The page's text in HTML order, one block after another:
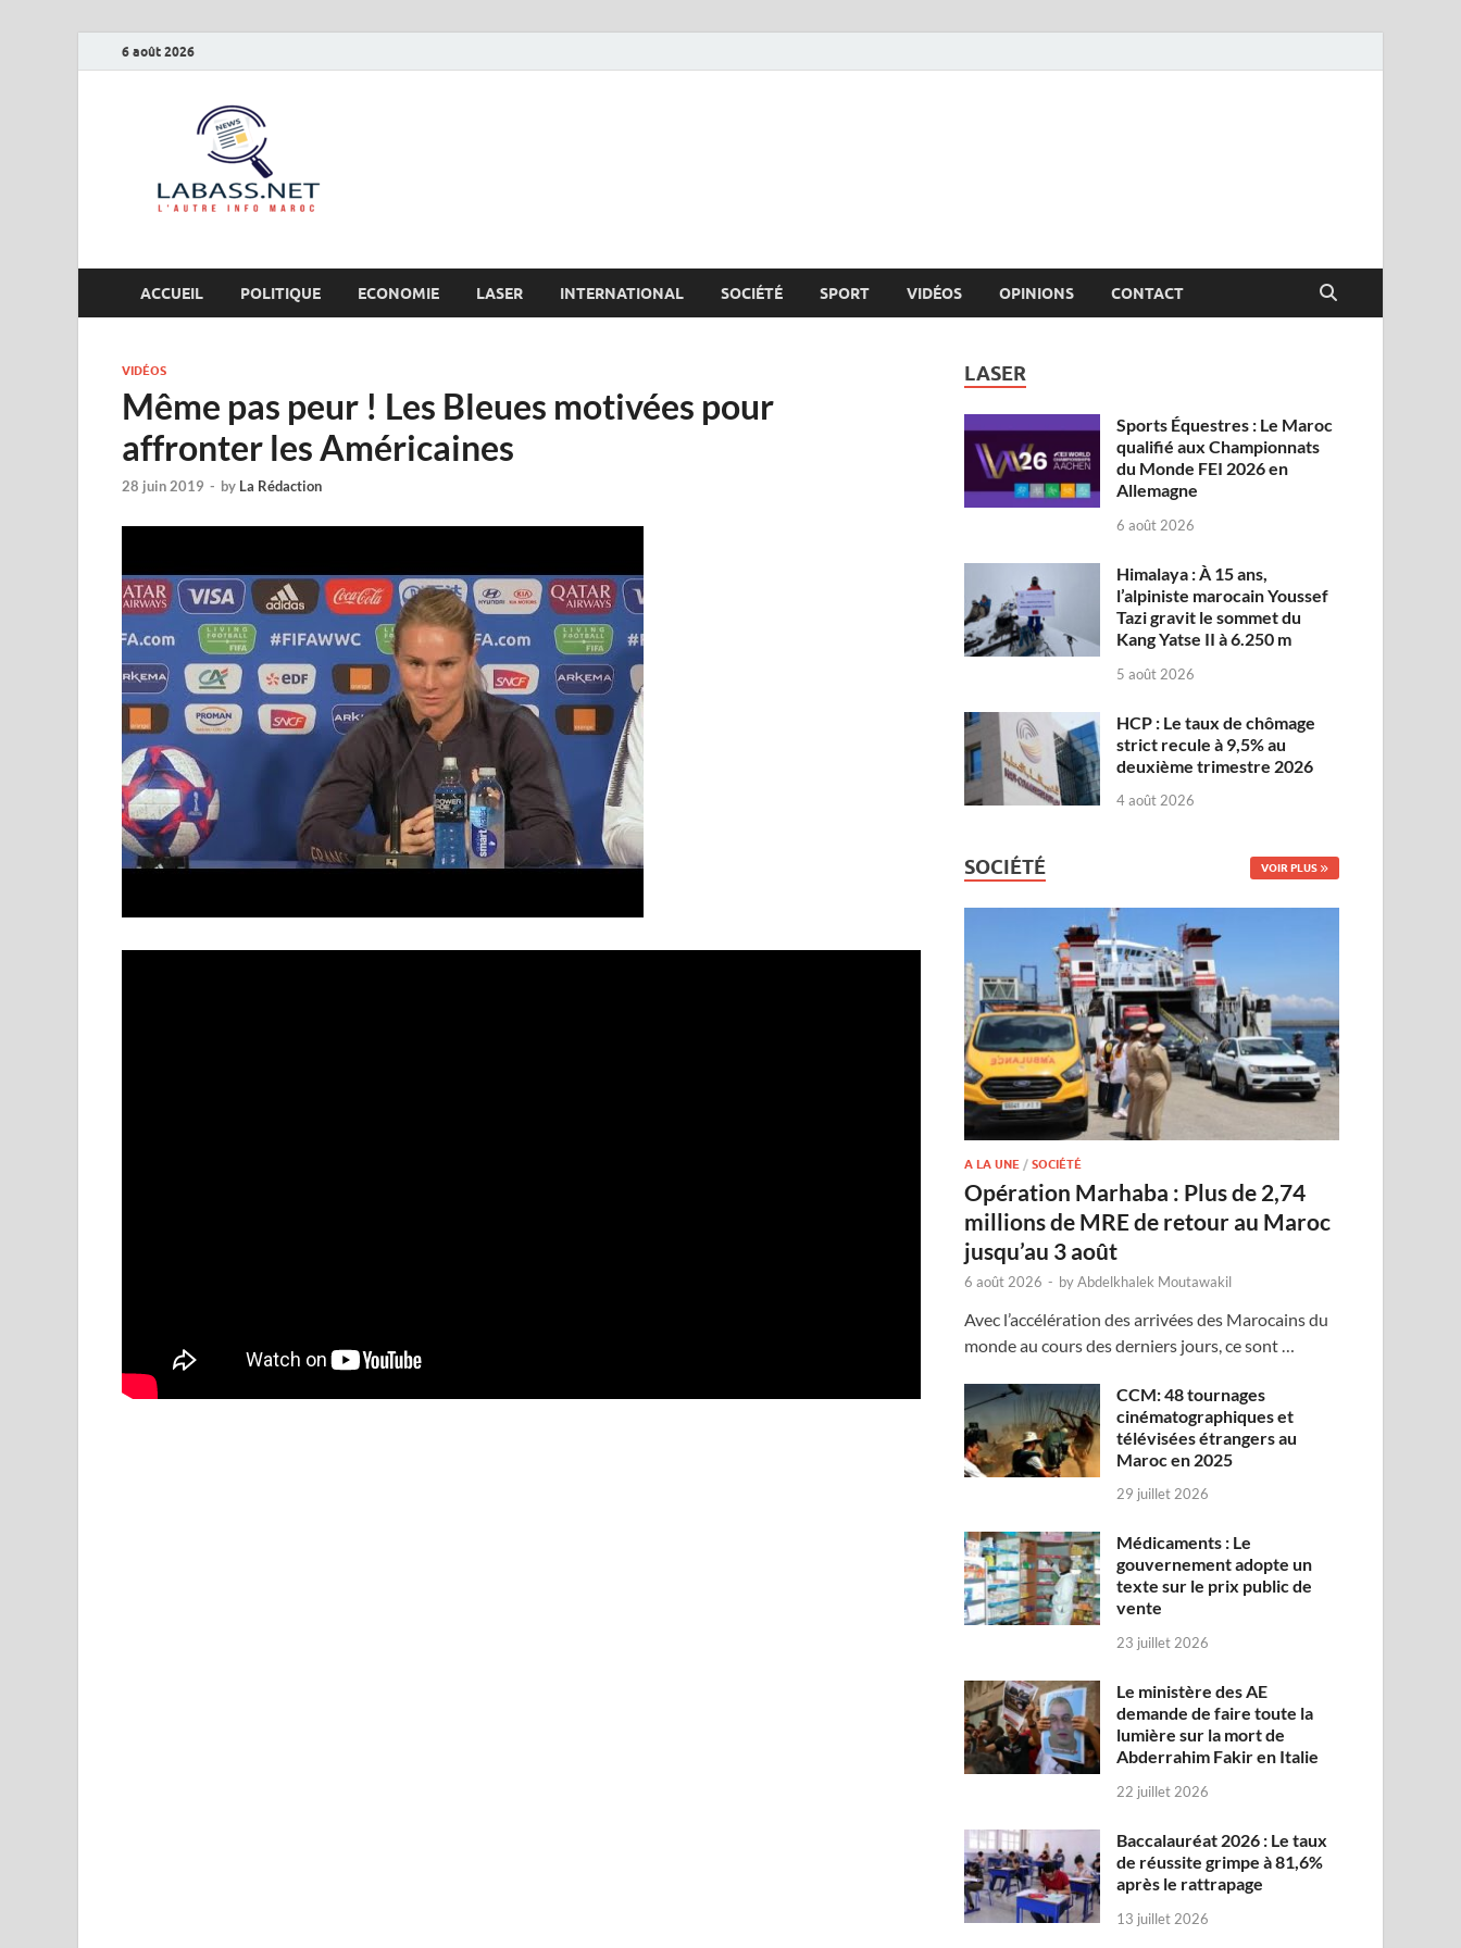
6 août 2026
ACCUEIL POLITIQUE ECONOMIE LASER INTERNATIONAL SOCIÉTÉ SPORT VIDÉOS OPINIONS CONTACT
VIDÉOS
Même pas peur ! Les Bleues motivées pour
affronter les Américaines
28 juin 2019 - by La Rédaction
LASER
Sports Équestres : Le Maroc
qualifié aux Championnats
du Monde FEI 2026 en
Allemagne
6 août 2026
Himalaya : À 15 ans,
l’alpiniste marocain Youssef
Tazi gravit le sommet du
Kang Yatse II à 6.250 m
5 août 2026
HCP : Le taux de chômage
strict recule à 9,5% au
deuxième trimestre 2026
4 août 2026
SOCIÉTÉ VOIR PLUS
A LA UNE /SOCIÉTÉ
Opération Marhaba : Plus de 2,74
millions de MRE de retour au Maroc
jusqu’au 3 août
6 août 2026 - byAbdelkhalek Moutawakil
Avec l’accélération des arrivées des Marocains du
monde au cours des derniers jours, ce sont …
CCM: 48 tournages
cinématographiques et
télévisées étrangers au
Maroc en 2025
29 juillet 2026
Médicaments : Le
gouvernement adopte un
texte sur le prix public de
vente
23 juillet 2026
Le ministère des AE
demande de faire toute la
lumière sur la mort de
Abderrahim Fakir en Italie
22 juillet 2026
Baccalauréat 2026 : Le taux
de réussite grimpe à 81,6%
après le rattrapage
13 juillet 2026